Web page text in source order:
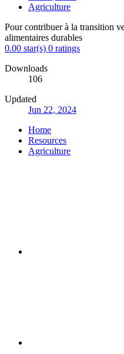
Agriculture
Pour contribuer à la transition
alimentaires durables
0.00 star(s) 0 ratings
Downloads
106
Updated
Jun 22, 2024
Home
Resources
Agriculture